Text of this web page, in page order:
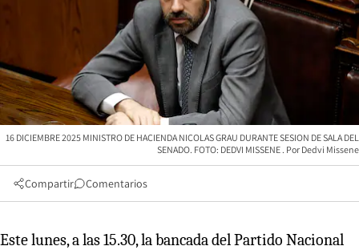
16 DICIEMBRE 2025 MINISTRO DE HACIENDA NICOLAS GRAU DURANTE SESION DE SALA DEL
SENADO. FOTO: DEDVI MISSENE
Dedvi Missene
Compartir Comentarios
Este lunes, a las 15.30, la bancada del Partido Nacional